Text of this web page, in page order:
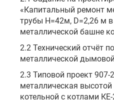
«Капитальный ремонт
трубы Н=42м, D=2,26 м
металлической башне
2.2 Технический отчёт
металлической
2.3 Типовой проект
металлическая
котельной с котлами